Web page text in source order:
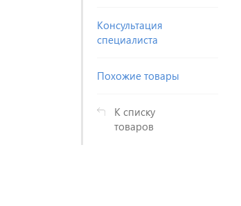
Консультация
специалиста
Похожие товары
К списку
товаров